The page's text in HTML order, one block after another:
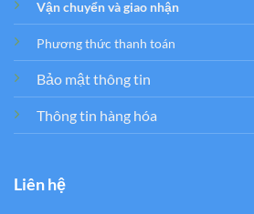
Vận chuyển và giao nhận
Phương thức thanh toán
Bảo mật thông tin
Thông tin hàng hóa
Liên hệ